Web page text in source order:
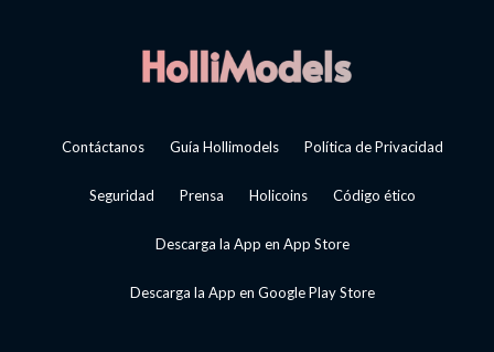
Contáctanos Guía Hollimodels Política de Privacidad
Seguridad Prensa Holicoins Código ético
Descarga la App en App Store
Descarga la App en Google Play Store